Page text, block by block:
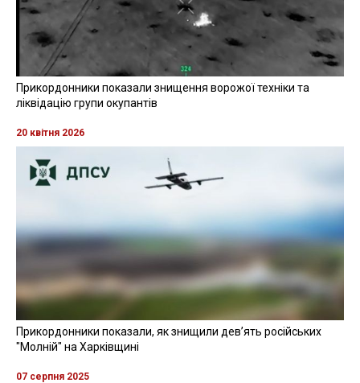
Прикордонники показали знищення ворожої техніки та
ліквідацію групи окупантів
20 квітня 2026
Прикордонники показали, як знищили девʼять російських
"Молній" на Харківщині
07 серпня 2025